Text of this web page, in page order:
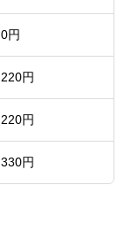
0円
220円
220円
330円